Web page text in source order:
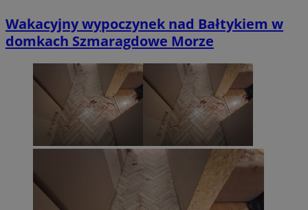
Wakacyjny wypoczynek nad Bałtykiem w
domkach Szmaragdowe Morze